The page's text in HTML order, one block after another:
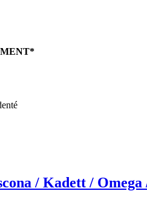
/ Kadett /